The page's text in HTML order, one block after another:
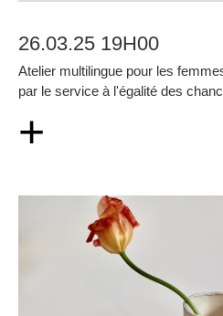
26.03.25 19H00
Atelier multilingue pour les
par le service à l'égalité des
+